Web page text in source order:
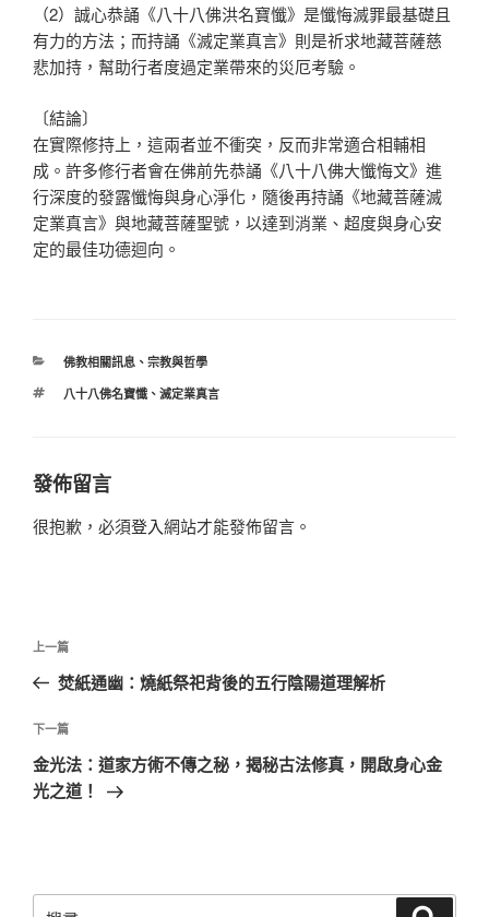
（2）誠心恭誦《八十八佛洪名寶懺》是懺悔滅罪最基礎且
有力的方法；而持誦《滅定業真言》則是祈求地藏菩薩慈
悲加持，幫助行者度過定業帶來的災厄考驗。
〔結論〕
在實際修持上，這兩者並不衝突，反而非常適合相輔相
成。許多修行者會在佛前先恭誦《八十八佛大懺悔文》進
行深度的發露懺悔與身心淨化，隨後再持誦《地藏菩薩滅
定業真言》與地藏菩薩聖號，以達到消業、超度與身心安
定的最佳功德迴向。
分
佛教相關訊息、 宗教與哲學
標
八十八佛名寶懺、 滅定業真言
發佈留言
很抱歉，必須登入網站才能發佈留言。
文
導
覽
上
一
文
章
上一篇
焚紙通幽：燒紙祭祀背後的五行陰陽道理解析
下
一
篇
下一篇
金光法：道家方術不傳之秘，揭秘古法修真，開啟身心金
光之道！